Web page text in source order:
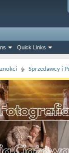
Quick Links
Sprzedawcy i